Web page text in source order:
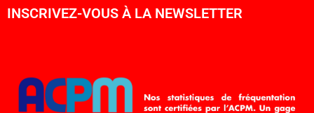
INSCRIVEZ-VOUS À LA NEWSLETTER